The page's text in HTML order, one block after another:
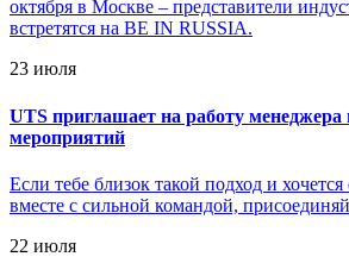
октября в Москве – представители
встретятся на BE IN RUSSIA.
23 июля
UTS приглашает на работу менеджера
мероприятий
Если тебе близок такой подход и хочется
вместе с сильной командой,
22 июля